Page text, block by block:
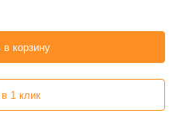
в корзину
1 клик